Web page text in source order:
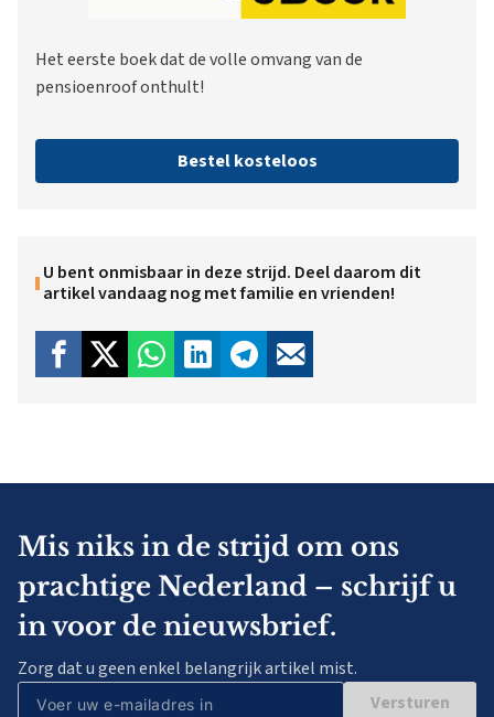
Het eerste boek dat de volle omvang van de
pensioenroof onthult!
Bestel kosteloos
U bent onmisbaar in deze strijd. Deel daarom dit
artikel vandaag nog met familie en vrienden!
Mis niks in de strijd om ons
prachtige Nederland – schrijf u
in voor de nieuwsbrief.
Zorg dat u geen enkel belangrijk artikel mist.
Versturen